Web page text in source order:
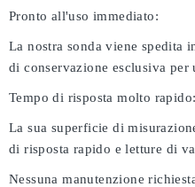
Pronto all'uso immediato:
La nostra sonda viene spedita
di conservazione esclusiva per
Tempo di risposta molto rapido:
La sua superficie di
di risposta rapido e letture di
Nessuna manutenzione